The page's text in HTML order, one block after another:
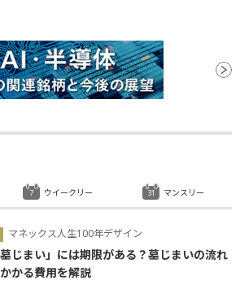
マネックス人生100年デザイン
墓じまい」には期限がある？墓じまいの流れ
かる費用を解説
ウイークリー マンスリー